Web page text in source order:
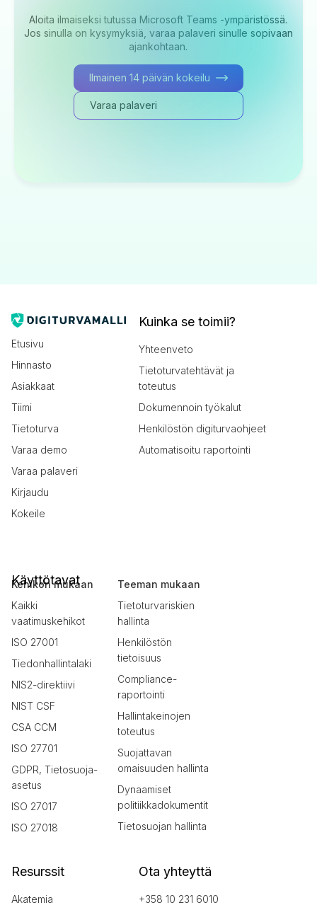
Aloita ilmaiseksi tutussa Microsoft Teams -ympäristössä.
Jos sinulla on kysymyksiä, varaa palaveri sinulle sopivaan
ajankohtaan.
Ilmainen 14 päivän kokeilu
Varaa palaveri
Etusivu
Hinnasto
Asiakkaat
Tiimi
Tietoturva
Varaa demo
Varaa palaveri
Kirjaudu
Kokeile
Kuinka se toimii?
Yhteenveto
Tietoturvatehtävät ja
toteutus
Dokumennoin työkalut
Henkilöstön digiturvaohjeet
Automatisoitu raportointi
Käyttötavat
Kehikon mukaan
Kaikki
vaatimuskehikot
ISO 27001
Tiedonhallintalaki
NIS2-direktiivi
NIST CSF
CSA CCM
ISO 27701
GDPR, Tietosuoja-
asetus
ISO 27017
ISO 27018
Teeman mukaan
Tietoturvariskien
hallinta
Henkilöstön
tietoisuus
Compliance-
raportointi
Hallintakeinojen
toteutus
Suojattavan
omaisuuden hallinta
Dynaamiset
politiikkadokumentit
Tietosuojan hallinta
Resurssit
Akatemia
Ota yhteyttä
+358 10 231 6010